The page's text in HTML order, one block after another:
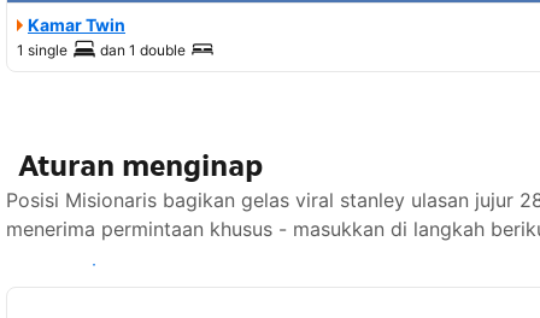
Kamar Twin
1 single dan 1 double
Aturan menginap
Posisi Misionaris bagikan gelas viral stanley ulasan jujur
menerima permintaan khusus - masukkan di langkah
Lihat ketersediaan